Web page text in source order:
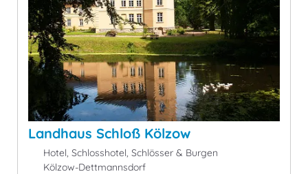
Landhaus Schloß Kölzow
Hotel, Schlosshotel, Schlösser & Burgen
Kölzow-Dettmannsdorf